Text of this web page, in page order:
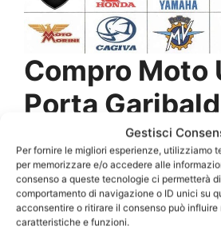
Gestisci
Per fornire le migliori esperienze, utilizziamo
per memorizzare e/o accedere alle
consenso a queste tecnologie ci permetterà
comportamento di navigazione o ID unici su
acconsentire o ritirare il consenso può
caratteristiche e funzioni.
Compro Moto
Porta
Ogni volta che si parla di
cose da tenere ben presenti,
molto più richiesto da i
concentrano nelCompro
Garibaldi Milano